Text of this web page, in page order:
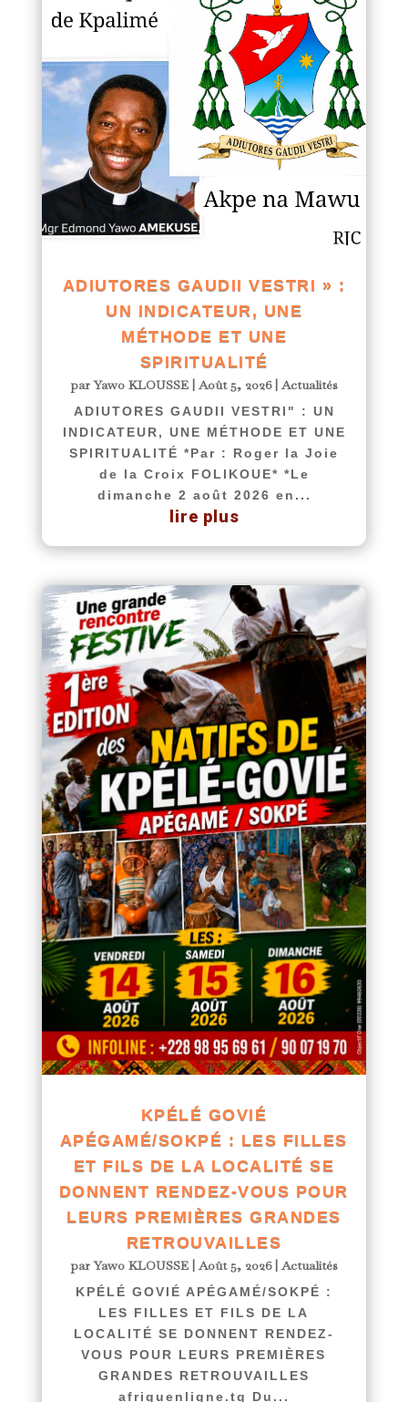
ADIUTORES GAUDII VESTRI » :
UN INDICATEUR, UNE
MÉTHODE ET UNE
SPIRITUALITÉ
parYawo KLOUSSE|Août 5, 2026|Actualités
ADIUTORES GAUDII VESTRI" : UN
INDICATEUR, UNE MÉTHODE ET UNE
SPIRITUALITÉ *Par : Roger la Joie
de la Croix FOLIKOUE* *Le
dimanche 2 août 2026 en...
lire plus
KPÉLÉ GOVIÉ
APÉGAMÉ/SOKPÉ : LES FILLES
ET FILS DE LA LOCALITÉ SE
DONNENT RENDEZ-VOUS POUR
LEURS PREMIÈRES GRANDES
RETROUVAILLES
parYawo KLOUSSE|Août 5, 2026|Actualités
KPÉLÉ GOVIÉ APÉGAMÉ/SOKPÉ :
LES FILLES ET FILS DE LA
LOCALITÉ SE DONNENT RENDEZ-
VOUS POUR LEURS PREMIÈRES
GRANDES RETROUVAILLES
afriquenligne.tg Du...